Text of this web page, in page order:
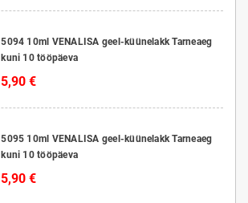
5094 10ml VENALISA geel-küünelakk Tarneaeg
kuni 10 tööpäeva
5,90 €
5095 10ml VENALISA geel-küünelakk Tarneaeg
kuni 10 tööpäeva
5,90 €